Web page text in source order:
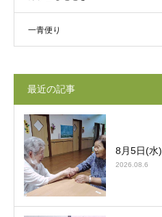
一青便り
最近の記事
8月5日(水)
2026.08.6